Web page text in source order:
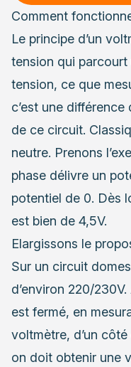
Comment
Le principe d’un
tension qui parcourt
tension, ce que
c’est une
de ce circuit.
neutre. Prenons
phase délivre un
potentiel de 0. Dès
est bien de 4,5V.
Elargissons le
Sur un circuit
d’environ 220/
est fermé, en
voltmètre, d’un côté
on doit obtenir une